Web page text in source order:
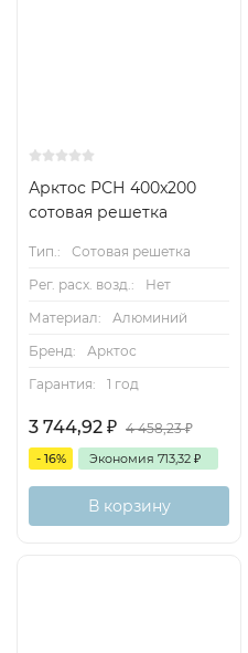
Арктос РСН 400x200
сотовая решетка
Тип.:
Сотовая решетка
Рег. расх. возд.:
Нет
Материал:
Алюминий
Бренд:
Арктос
Гарантия:
1 год
3 744,92 ₽ 4 458,23₽
- 16% Экономия 713,32 ₽
В корзину